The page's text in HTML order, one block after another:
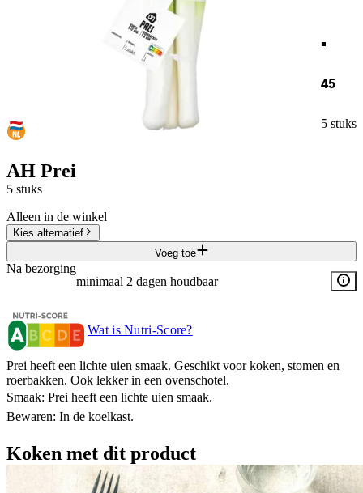
.
45
5 stuks
AH Prei
5 stuks
Alleen in de winkel
Kies alternatief
Voeg toe
Na bezorging
minimaal 2 dagen houdbaar
Wat is Nutri-Score?
Prei heeft een lichte uien smaak. Geschikt voor koken, stomen en
roerbakken. Ook lekker in een ovenschotel.
Smaak: Prei heeft een lichte uien smaak.
Bewaren: In de koelkast.
Koken met dit product